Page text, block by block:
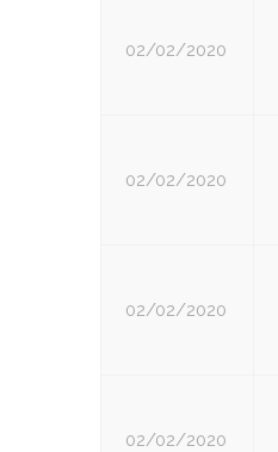
02/02/2020
02/02/2020
02/02/2020
02/02/2020